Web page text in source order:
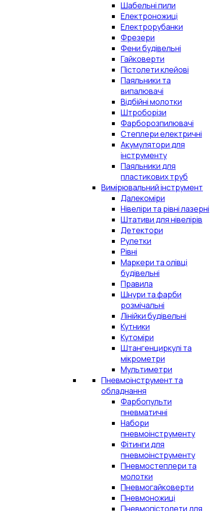
Шабельні пили
Електроножиці
Електрорубанки
Фрезери
Фени будівельні
Гайковерти
Пістолети клейові
Паяльники та
випалювачі
Відбійні молотки
Штроборізи
Фарборозпилювачі
Степлери електричні
Акумулятори для
інструменту
Паяльники для
пластикових труб
Вимірювальний інструмент
Далекоміри
Нівеліри та рівні лазерні
Штативи для нівелірів
Детектори
Рулетки
Рівні
Маркери та олівці
будівельні
Правила
Шнури та фарби
розмічальні
Лінійки будівельні
Кутники
Кутоміри
Штангенциркулі та
мікрометри
Мультиметри
Пневмоінструмент та
обладнання
Фарбопульти
пневматичні
Набори
пневмоінструменту
Фітинги для
пневмоінструменту
Пневмостеплери та
молотки
Пневмогайковерти
Пневмоножиці
Пневмопістолети для